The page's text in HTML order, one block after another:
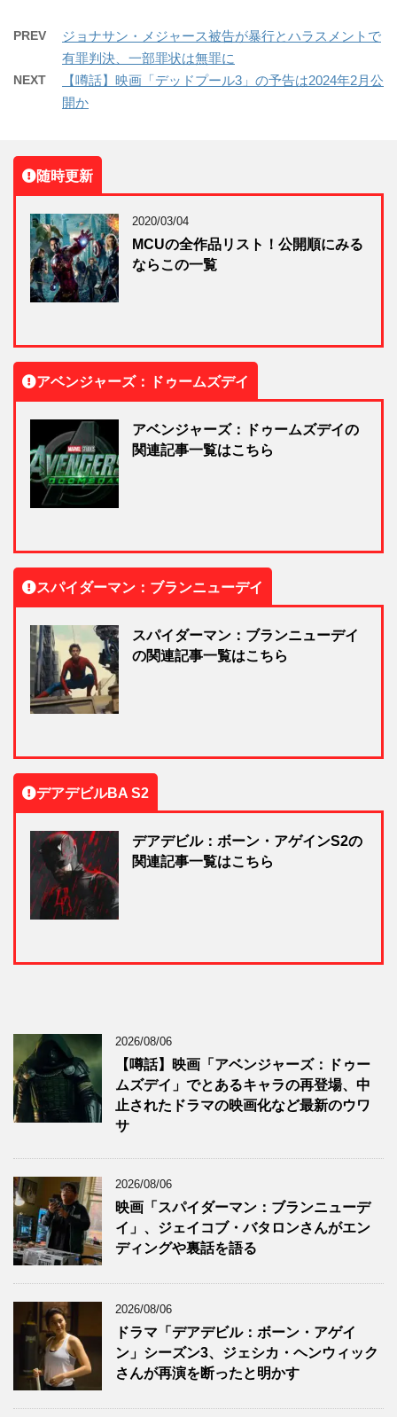
PREV
ジョナサン・メジャース被告が暴行とハラスメントで
有罪判決、一部罪状は無罪に
NEXT
【噂話】映画「デッドプール3」の予告は2024年2月公
開か
随時更新
2020/03/04
MCUの全作品リスト！公開順にみる
ならこの一覧
アベンジャーズ：ドゥームズデイ
アベンジャーズ：ドゥームズデイの
関連記事一覧はこちら
スパイダーマン：ブランニューデイ
スパイダーマン：ブランニューデイ
の関連記事一覧はこちら
デアデビルBA S2
デアデビル：ボーン・アゲインS2の
関連記事一覧はこちら
2026/08/06
【噂話】映画「アベンジャーズ：ドゥー
ムズデイ」でとあるキャラの再登場、中
止されたドラマの映画化など最新のウワ
サ
2026/08/06
映画「スパイダーマン：ブランニューデ
イ」、ジェイコブ・バタロンさんがエン
ディングや裏話を語る
2026/08/06
ドラマ「デアデビル：ボーン・アゲイ
ン」シーズン3、ジェシカ・ヘンウィック
さんが再演を断ったと明かす